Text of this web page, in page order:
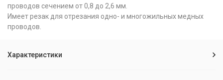
проводов сечением от 0,8 до 2,6 мм.
Имеет резак для отрезания одно- и многожильных медных
проводов.
Характеристики